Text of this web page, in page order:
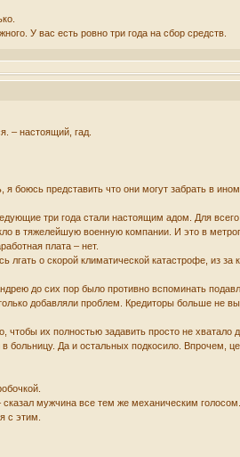
У вас есть ровно три года на сбор средств.
– настоящий, гад.
боюсь представить что они могут забрать в
три года стали настоящим адом. Для
в тяжелейшую военную компании. И это в
плата – нет.
о скорой климатической катастрофе, из за
до сих пор было противно вспоминать
добавляли проблем. Кредиторы больше не
их полностью задавить просто не хватало
больницу. Да и остальных подкосило. Впрочем,
мужчина все тем же механическим голосом.
с этим.